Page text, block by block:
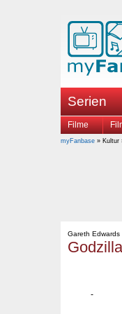
Serien
Filme
myFanbase » Kultur
Gareth Edwards